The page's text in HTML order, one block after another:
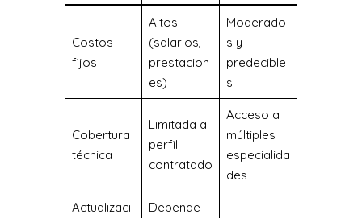
Costos
fijos
Altos
(salarios,
prestacion
es)
Moderado
s y
predecible
s
Cobertura
técnica
Limitada al
perfil
contratado
Acceso a
múltiples
especialida
des
Actualizaci
Depende